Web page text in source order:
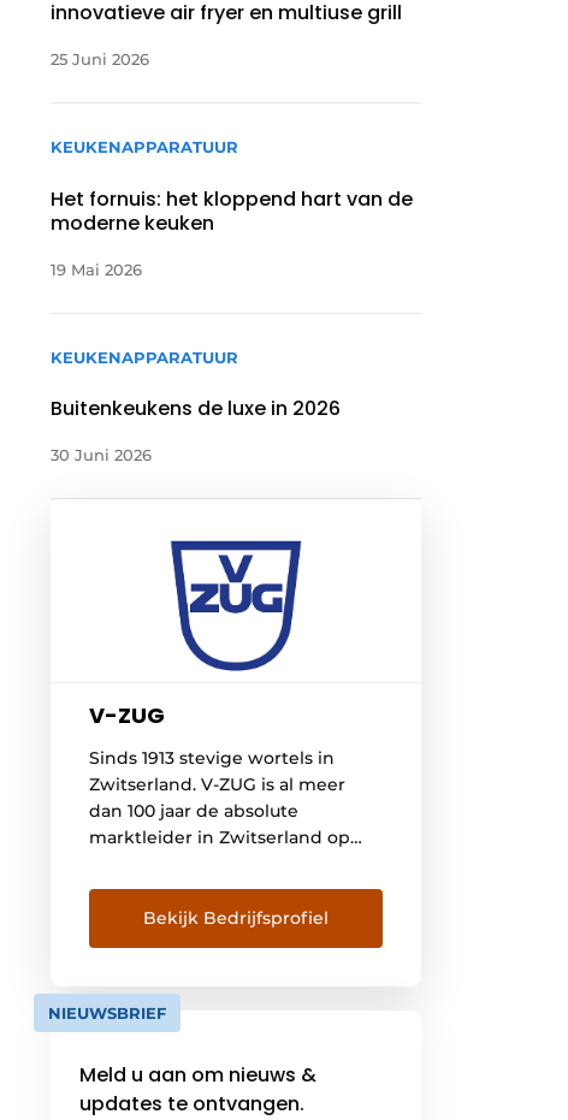
innovatieve air fryer en multiuse grill
25 Juni 2026
KEUKENAPPARATUUR
Het fornuis: het kloppend hart van de
moderne keuken
19 Mai 2026
KEUKENAPPARATUUR
Buitenkeukens de luxe in 2026
30 Juni 2026
V-ZUG
Sinds 1913 stevige wortels in
Zwitserland. V-ZUG is al meer
dan 100 jaar de absolute
marktleider in Zwitserland op
huishoudtoestellen. Sinds 1913
ontwikkelt én produceert het
bedrijf in het hart van
toestellen van absolute
topkwaliteit voor de keuken en
er niet alleen op gericht om […]
Bekijk Bedrijfsprofiel
NIEUWSBRIEF
Meld u aan om nieuws &
updates te ontvangen.